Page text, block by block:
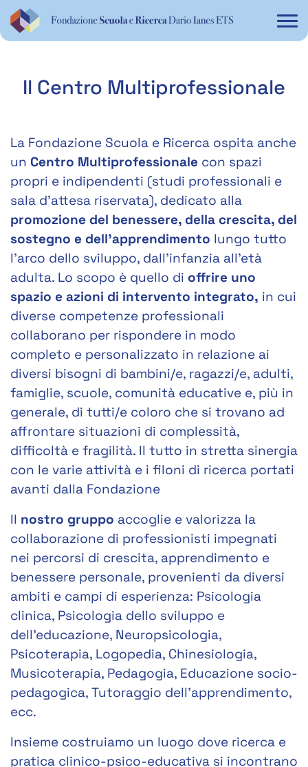
Il Centro Multiprofessionale
La Fondazione Scuola e Ricerca ospita anche
un Centro Multiprofessionale con spazi
propri e indipendenti (studi professionali e
sala d’attesa riservata), dedicato alla
promozione del benessere, della crescita, del
sostegno e dell’apprendimento lungo tutto
l’arco dello sviluppo, dall’infanzia all’età
adulta. Lo scopo è quello di offrire uno
spazio e azioni di intervento integrato, in cui
diverse competenze professionali
collaborano per rispondere in modo
completo e personalizzato in relazione ai
diversi bisogni di bambini/e, ragazzi/e, adulti,
famiglie, scuole, comunità educative e, più in
generale, di tutti/e coloro che si trovano ad
affrontare situazioni di complessità,
difficoltà e fragilità. Il tutto in stretta sinergia
con le varie attività e i filoni di ricerca portati
avanti dalla Fondazione
Il nostro gruppo accoglie e valorizza la
collaborazione di professionisti impegnati
nei percorsi di crescita, apprendimento e
benessere personale, provenienti da diversi
ambiti e campi di esperienza: Psicologia
clinica, Psicologia dello sviluppo e
dell’educazione, Neuropsicologia,
Psicoterapia, Logopedia, Chinesiologia,
Musicoterapia, Pedagogia, Educazione socio-
pedagogica, Tutoraggio dell’apprendimento,
ecc.
Insieme costruiamo un luogo dove ricerca e
pratica clinico-psico-educativa si incontrano